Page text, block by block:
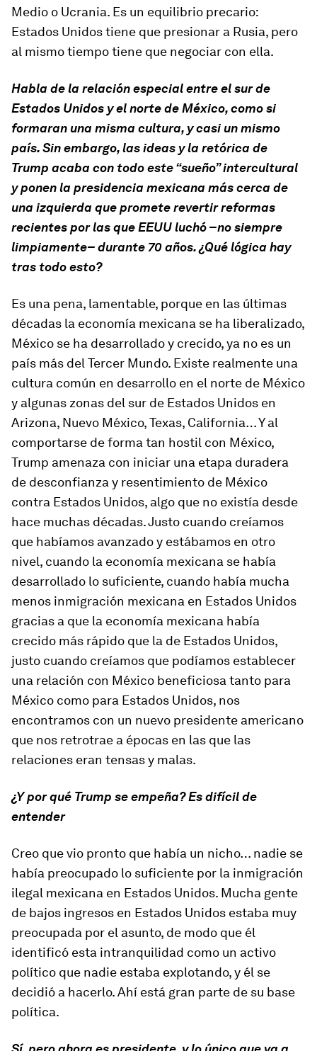
Medio o Ucrania. Es un equilibrio precario:
Estados Unidos tiene que presionar a Rusia, pero
al mismo tiempo tiene que negociar con ella.
Habla de la relación especial entre el sur de
Estados Unidos y el norte de México, como si
formaran una misma cultura, y casi un mismo
país. Sin embargo, las ideas y la retórica de
Trump acaba con todo este “sueño” intercultural
y ponen la presidencia mexicana más cerca de
una izquierda que promete revertir reformas
recientes por las que EEUU luchó –no siempre
limpiamente– durante 70 años. ¿Qué lógica hay
tras todo esto?
Es una pena, lamentable, porque en las últimas
décadas la economía mexicana se ha liberalizado,
México se ha desarrollado y crecido, ya no es un
país más del Tercer Mundo. Existe realmente una
cultura común en desarrollo en el norte de México
y algunas zonas del sur de Estados Unidos en
Arizona, Nuevo México, Texas, California… Y al
comportarse de forma tan hostil con México,
Trump amenaza con iniciar una etapa duradera
de desconfianza y resentimiento de México
contra Estados Unidos, algo que no existía desde
hace muchas décadas. Justo cuando creíamos
que habíamos avanzado y estábamos en otro
nivel, cuando la economía mexicana se había
desarrollado lo suficiente, cuando había mucha
menos inmigración mexicana en Estados Unidos
gracias a que la economía mexicana había
crecido más rápido que la de Estados Unidos,
justo cuando creíamos que podíamos establecer
una relación con México beneficiosa tanto para
México como para Estados Unidos, nos
encontramos con un nuevo presidente americano
que nos retrotrae a épocas en las que las
relaciones eran tensas y malas.
¿Y por qué Trump se empeña? Es difícil de
entender
Creo que vio pronto que había un nicho… nadie se
había preocupado lo suficiente por la inmigración
ilegal mexicana en Estados Unidos. Mucha gente
de bajos ingresos en Estados Unidos estaba muy
preocupada por el asunto, de modo que él
identificó esta intranquilidad como un activo
político que nadie estaba explotando, y él se
decidió a hacerlo. Ahí está gran parte de su base
política.